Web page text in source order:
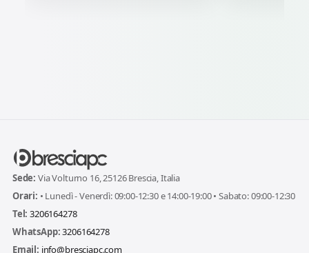
Sede: Via Volturno 16, 25126 Brescia, Italia
Orari: • Lunedì - Venerdì: 09:00-12:30 e 14:00-19:00 • Sabato: 09:00-12:30
Tel: 3206164278
WhatsApp:3206164278
Email: info@bresciapc.com